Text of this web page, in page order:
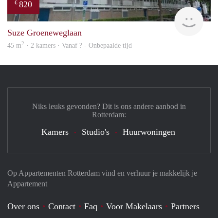
€ 820
rent
Suze Groeneweglaan
45 m2 · 2 kamers · Vanaf ? - Onbepaalde tijd
Op Appartementen Rotterdam vind en verhuur je makkelijk je
Appartement
Over ons Contact Faq Voor Makelaars Partners
Niks leuks gevonden? Dit is ons andere aanbod in
Rotterdam:
Kamers Studio's Huurwoningen